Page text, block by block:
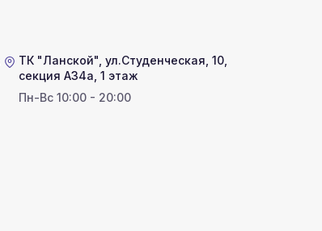
ТК "Ланской" ул.Студенческая, 10,
секция А34а, 1 этаж
Пн-Вс 10:00 - 20:00